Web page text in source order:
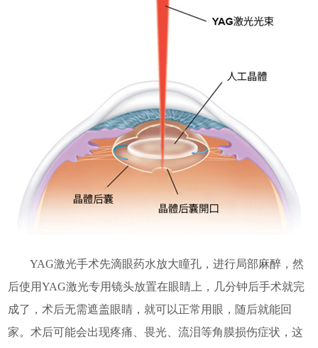
YAG激光手术先滴眼药水放大瞳孔，进行局部麻醉，然
后使用YAG激光专用镜头放置在眼睛上，几分钟后手术就完
成了，术后无需遮盖眼睛，就可以正常用眼，随后就能回
家。术后可能会出现疼痛、畏光、流泪等角膜损伤症状，这